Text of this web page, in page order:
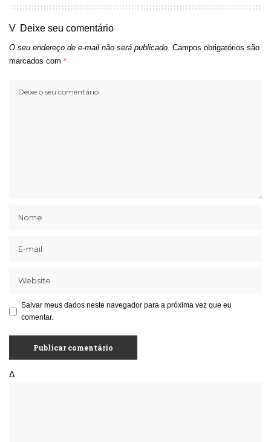
Deixe seu comentário
O seu endereço de e-mail não será publicado. Campos obrigatórios são
marcados com *
Salvar meus dados neste navegador para a próxima vez que eu
comentar.
Δ